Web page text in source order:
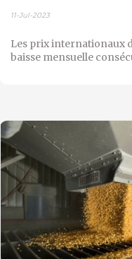
11-Jul-2023
Les prix internationaux
baisse mensuelle